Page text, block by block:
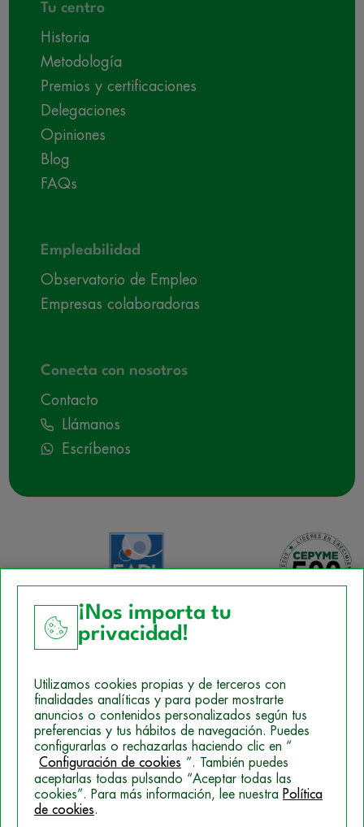
Tu centro
Historia
Metodología
Premios y certificaciones
Delegaciones
Opiniones
Blog
FAQs
Empleabilidad
Observatorio de Empleo
Empresas colaboradoras
Conecta con nosotros
Contacto
Llámanos
Escríbenos
Política de Cookies
Mapa del sitio
Politica de Privacidad
© 2026 Campus Training
¡Nos importa tu
privacidad!
Utilizamos cookies propias y de terceros con
finalidades analíticas y para poder mostrarte
anuncios o contenidos personalizados según tus
preferencias y tus hábitos de navegación. Puedes
configurarlas o rechazarlas haciendo clic en “
Configuración de cookies ”. También puedes
aceptarlas todas pulsando “Aceptar todas las
cookies”. Para más información, lee nuestra Política
de cookies.